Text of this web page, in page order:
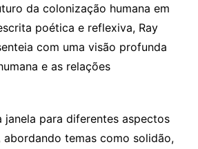
da colonização humana em
poética e reflexiva, Ray
com uma visão profunda
e as relações
janela para diferentes aspectos
temas como solidão,